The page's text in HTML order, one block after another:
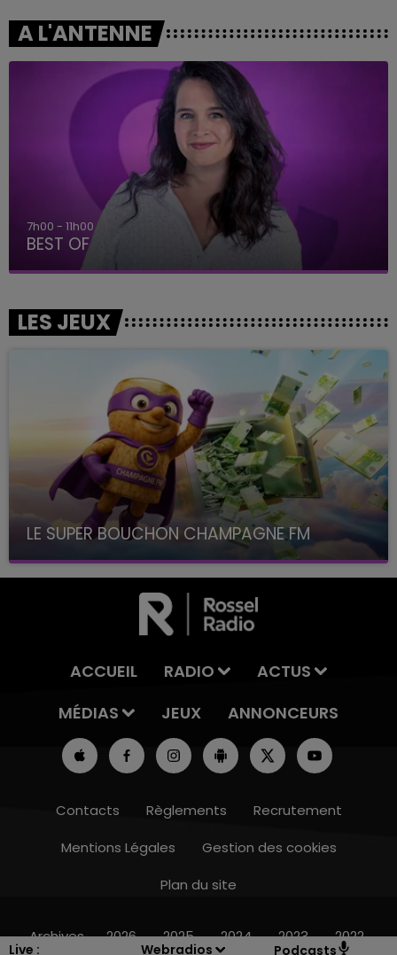
Live : Webradios Podcasts
16h00 - 20h00
A L'ANTENNE
7h00 - 11h00
BEST OF
LES JEUX
LE SUPER BOUCHON CHAMPAGNE FM
avec La Famille Champagne FM, à 8H10
ACCUEIL RADIO
ACTUS
MÉDIAS
JEUX ANNONCEURS
Contacts Règlements
Recrutement
Mentions Légales
Gestion des cookies
Plan du site
Archives 2026 2025 2024 2023 2022